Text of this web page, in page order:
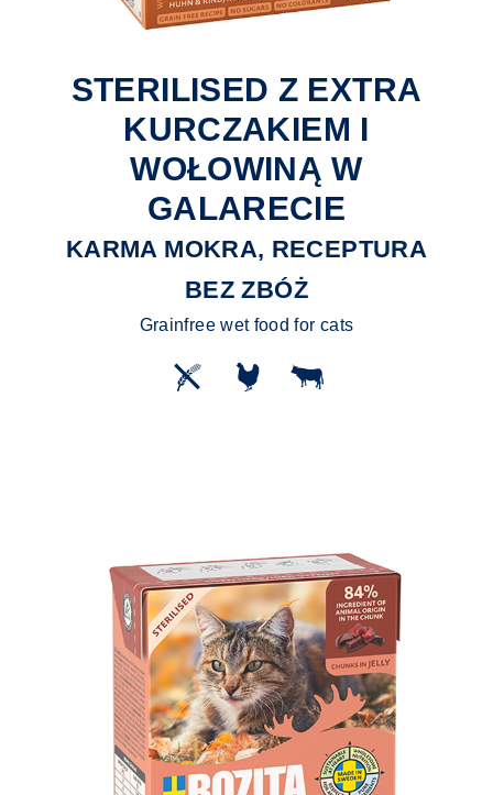
STERILISED Z EXTRA
KURCZAKIEM I
WOŁOWINĄ W
GALARECIE
KARMA MOKRA, RECEPTURA
BEZ ZBÓŻ
Grainfree wet food for cats